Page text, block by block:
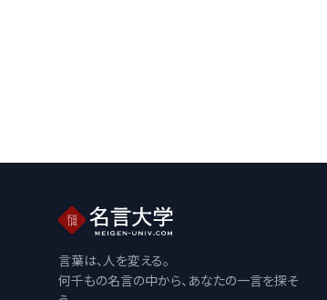
言葉は、人を変える。
何千もの名言の中から、あなたの一言を探そ